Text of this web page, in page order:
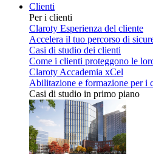
Clienti
Per i clienti
Claroty Esperienza del cliente
Accelera il tuo percorso di
Casi di studio dei clienti
Come i clienti proteggono le
Claroty Accademia xCel
Abilitazione e formazione per i
Casi di studio in primo piano